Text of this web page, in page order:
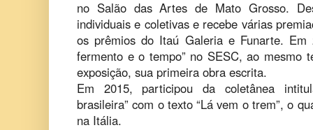
no Salão das Artes de Mato Grosso.
individuais e coletivas e recebe várias
os prêmios do Itaú Galeria e Funarte. Em
fermento e o tempo” no SESC, ao mesmo
exposição, sua primeira obra escrita.
Em 2015, participou da coletânea
brasileira” com o texto “Lá vem o trem”, o
na Itália.